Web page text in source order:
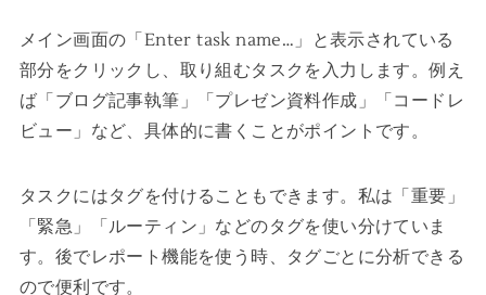
メイン画面の「Enter task name…」と表示されている
部分をクリックし、取り組むタスクを入力します。例え
ば「ブログ記事執筆」「プレゼン資料作成」「コードレ
ビュー」など、具体的に書くことがポイントです。
タスクにはタグを付けることもできます。私は「重要」
「緊急」「ルーティン」などのタグを使い分けていま
す。後でレポート機能を使う時、タグごとに分析できる
ので便利です。